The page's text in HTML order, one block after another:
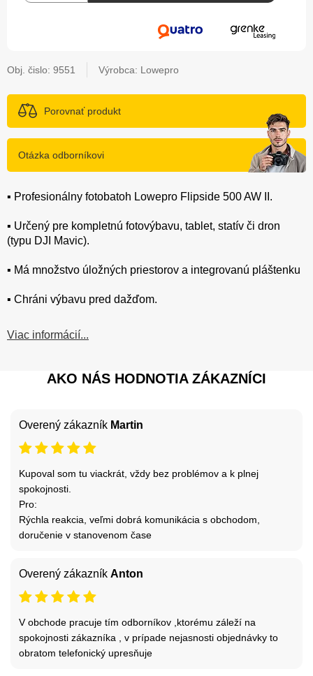
Obj. čislo: 9551 Výrobca: Lowepro
Porovnať produkt
Otázka odborníkovi
▪️ Profesionálny fotobatoh Lowepro Flipside 500 AW II.
▪️ Určený pre kompletnú fotovýbavu, tablet, statív či dron
(typu DJI Mavic).
▪️ Má množstvo úložných priestorov a integrovanú pláštenku
▪️ Chráni výbavu pred dažďom.
Viac informácií...
AKO NÁS HODNOTIA ZÁKAZNÍCI
Overený zákazník Martin
Kupoval som tu viackrát, vždy bez problémov a k plnej
spokojnosti.
Pro:
Rýchla reakcia, veľmi dobrá komunikácia s obchodom,
doručenie v stanovenom čase
Overený zákazník Anton
V obchode pracuje tím odborníkov ,ktorému záleží na
spokojnosti zákazníka , v prípade nejasnosti objednávky to
obratom telefonický upresňuje